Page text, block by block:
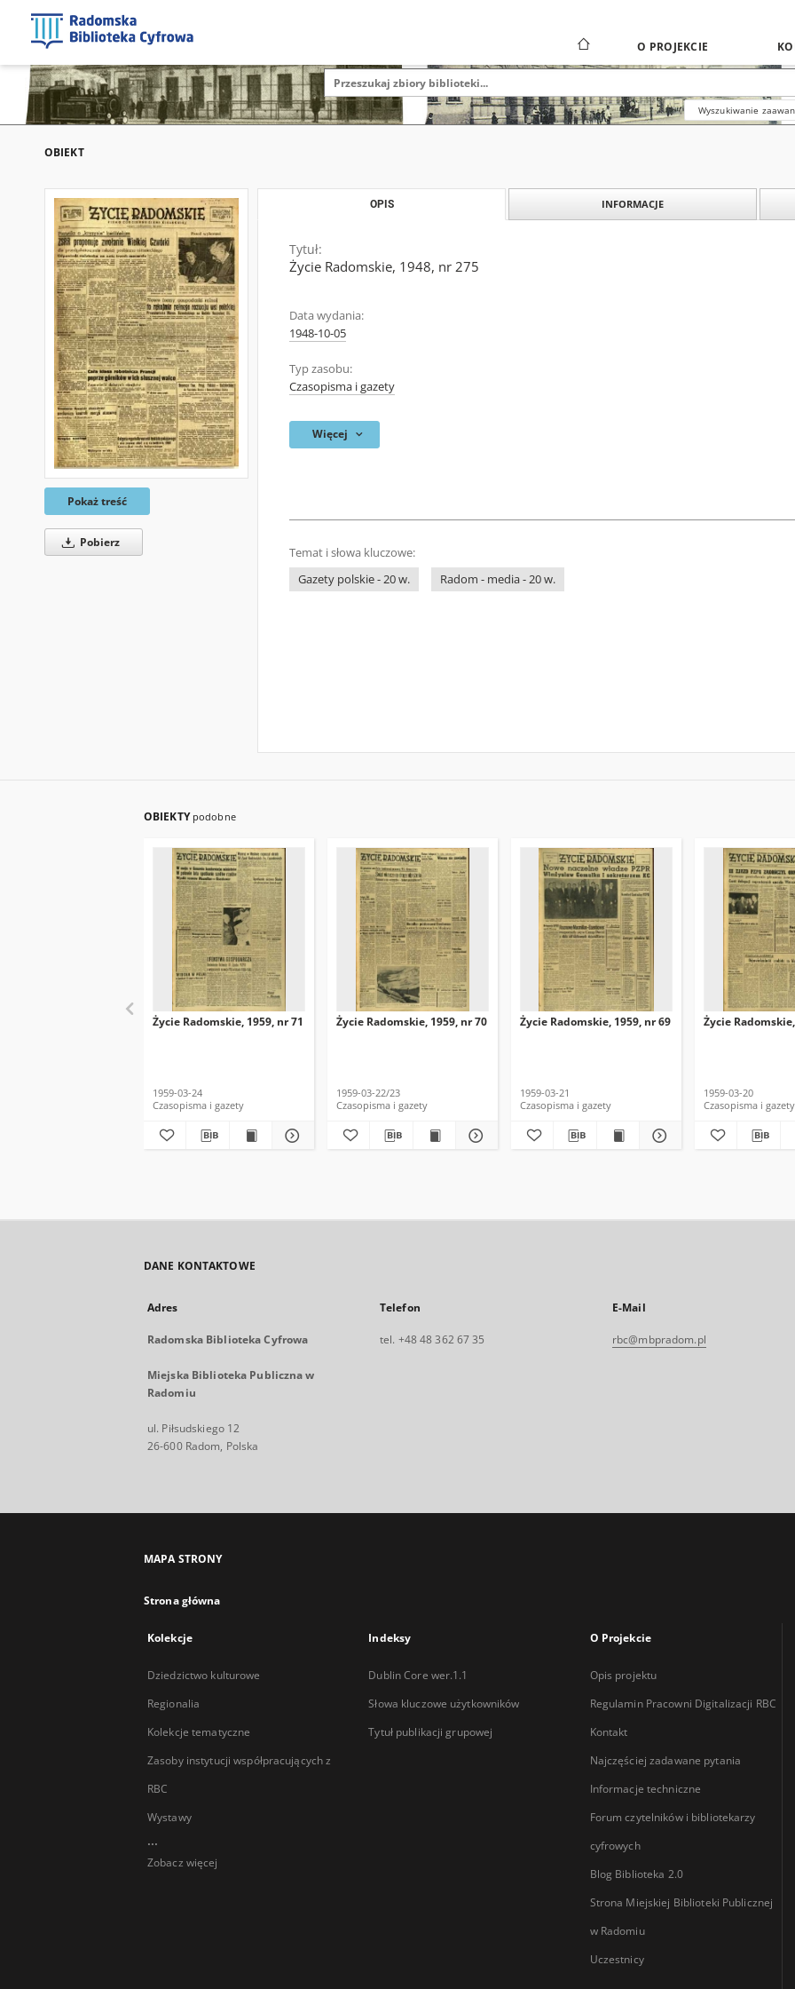
O PROJEKCIE
Wyszukiwanie
OBIEKT
Pokaż treść
Pobierz
OPIS INFORMACJE
Tytuł:
Życie Radomskie, 1948, nr 275
Data wydania:
1948-10-05
Typ zasobu:
Czasopisma i gazety
Więcej
Temat i słowa kluczowe:
Gazety polskie - 20 w.
Radom - media - 20 w.
OBIEKTY podobne
Życie Radomskie, 1959, nr 71
1959-03-24
Czasopisma i gazety
Życie Radomskie, 1959, nr 70
1959-03-22/23
Czasopisma i gazety
Życie Radomskie, 1959, nr 69
1959-03-21
Czasopisma i gazety
Życie
1959-03-20
Czasopisma i gazety
DANE KONTAKTOWE
Adres
Radomska Biblioteka Cyfrowa
Miejska Biblioteka Publiczna w
Radomiu
ul. Piłsudskiego 12
26-600 Radom, Polska
Telefon
tel. +48 48 362 67 35
E-Mail
rbc@mbpradom.pl
MAPA STRONY
Strona główna
Kolekcje
Dziedzictwo kulturowe
Regionalia
Kolekcje tematyczne
Zasoby instytucji współpracujących z
RBC
Wystawy
...
Zobacz więcej
Indeksy
Dublin Core wer.1.1
Słowa kluczowe użytkowników
Tytuł publikacji grupowej
O Projekcie
Opis projektu
Regulamin Pracowni Digitalizacji RBC
Kontakt
Najczęściej zadawane pytania
Informacje techniczne
Forum czytelników i bibliotekarzy
cyfrowych
Blog Biblioteka 2.0
Strona Miejskiej Biblioteki Publicznej
w Radomiu
Uczestnicy